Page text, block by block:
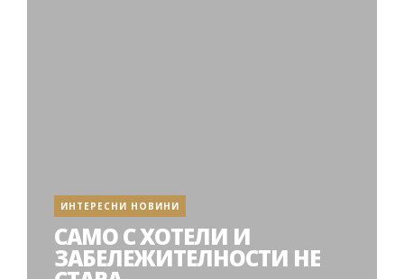
ИНТЕРЕСНИ НОВИНИ
САМО С ХОТЕЛИ И
ЗАБЕЛЕЖИТЕЛНОСТИ НЕ